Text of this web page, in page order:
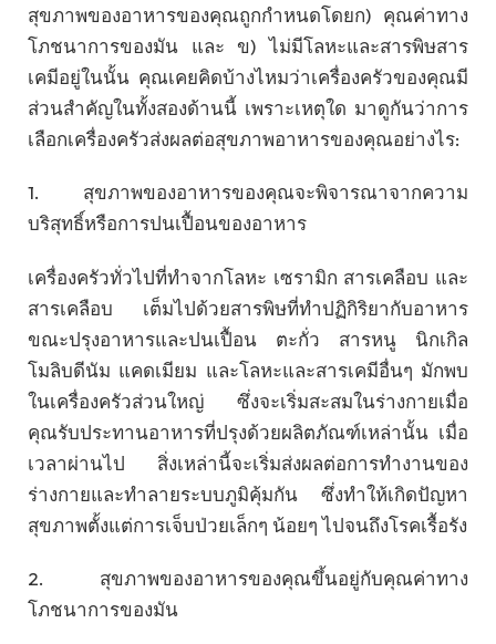
สุขภาพของอาหารของคุณถูกกำหนดโดยก) คุณค่าทาง
โภชนาการของมัน และ ข) ไม่มีโลหะและสารพิษสาร
เคมีอยู่ในนั้น คุณเคยคิดบ้างไหมว่าเครื่องครัวของคุณมี
ส่วนสำคัญในทั้งสองด้านนี้ เพราะเหตุใด มาดูกันว่าการ
เลือกเครื่องครัวส่งผลต่อสุขภาพอาหารของคุณอย่างไร:
1. สุขภาพของอาหารของคุณจะพิจารณาจากความ
บริสุทธิ์หรือการปนเปื้อนของอาหาร
เครื่องครัวทั่วไปที่ทำจากโลหะ เซรามิก สารเคลือบ และ
สารเคลือบ เต็มไปด้วยสารพิษที่ทำปฏิกิริยากับอาหาร
ขณะปรุงอาหารและปนเปื้อน ตะกั่ว สารหนู นิกเกิล
โมลิบดีนัม แคดเมียม และโลหะและสารเคมีอื่นๆ มักพบ
ในเครื่องครัวส่วนใหญ่ ซึ่งจะเริ่มสะสมในร่างกายเมื่อ
คุณรับประทานอาหารที่ปรุงด้วยผลิตภัณฑ์เหล่านั้น เมื่อ
เวลาผ่านไป สิ่งเหล่านี้จะเริ่มส่งผลต่อการทำงานของ
ร่างกายและทำลายระบบภูมิคุ้มกัน ซึ่งทำให้เกิดปัญหา
สุขภาพตั้งแต่การเจ็บป่วยเล็กๆ น้อยๆ ไปจนถึงโรคเรื้อรัง
2. สุขภาพของอาหารของคุณขึ้นอยู่กับคุณค่าทาง
โภชนาการของมัน